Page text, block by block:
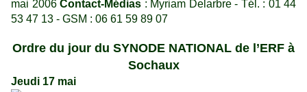
mai 2006 Contact-Médias : Myriam Delarbre - Tél. : 01 44
53 47 13 - GSM : 06 61 59 89 07
Ordre du jour du SYNODE NATIONAL de l’ERF à
Sochaux
Jeudi 17 mai